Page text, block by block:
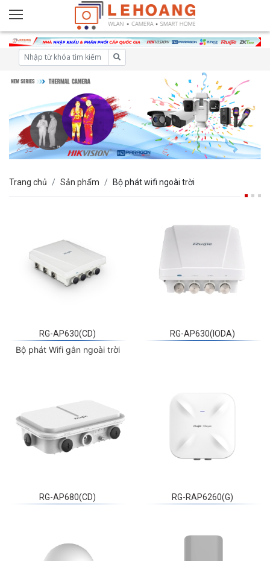
Trang chủ Sản phẩm Bộ phát wifi ngoài trời
RG-AP630(CD)
Bộ phát Wifi gắn ngoài trời
RG-AP630(IODA)
RG-AP680(CD) RG-RAP6260(G)